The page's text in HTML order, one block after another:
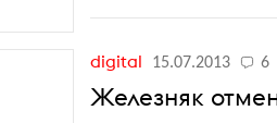
digital 15.07.2013 6
Железняк